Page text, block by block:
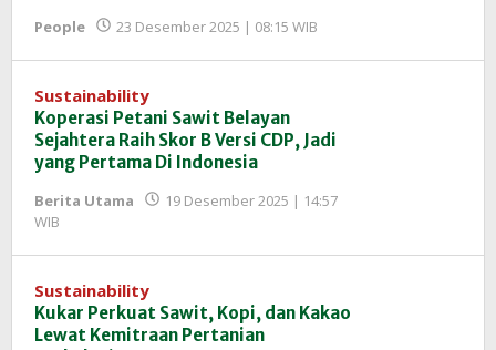
People 23 Desember 2025 | 08:15 WIB
InfoSAWIT
Sustainability
Koperasi Petani Sawit Belayan
Sejahtera Raih Skor B Versi CDP, Jadi
yang Pertama Di Indonesia
Berita Utama
19 Desember 2025 | 14:57
WIB
InfoSAWIT
Sustainability
Kukar Perkuat Sawit, Kopi, dan Kakao
Lewat Kemitraan Pertanian